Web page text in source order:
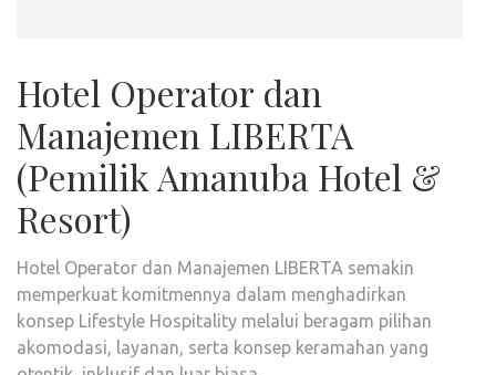
Hotel Operator dan
Manajemen LIBERTA
(Pemilik Amanuba Hotel &
Resort)
Hotel Operator dan Manajemen LIBERTA semakin
memperkuat komitmennya dalam menghadirkan
konsep Lifestyle Hospitality melalui beragam pilihan
akomodasi, layanan, serta konsep keramahan yang